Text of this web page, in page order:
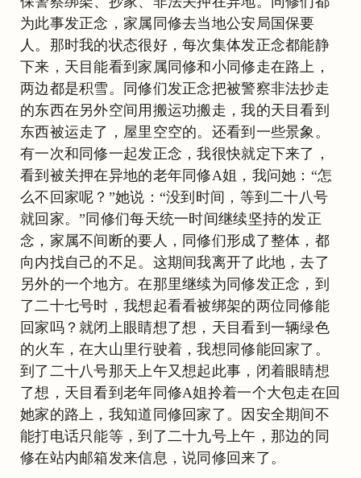
为此事发正念，家属同修去当地公安局国保要
人。那时我的状态很好，每次集体发正念都能静
下来，天目能看到家属同修和小同修走在路上，
两边都是积雪。同修们发正念把被警察非法抄走
的东西在另外空间用搬运功搬走，我的天目看到
东西被运走了，屋里空空的。还看到一些景象。
有一次和同修一起发正念，我很快就定下来了，
看到被关押在异地的老年同修A姐，我问她：“怎
么不回家呢？”她说：“没到时间，等到二十八号
就回家。”同修们每天统一时间继续坚持的发正
念，家属不间断的要人，同修们形成了整体，都
向内找自己的不足。这期间我离开了此地，去了
另外的一个地方。在那里继续为同修发正念，到
了二十七号时，我想起看看被绑架的两位同修能
回家吗？就闭上眼睛想了想，天目看到一辆绿色
的火车，在大山里行驶着，我想同修能回家了。
到了二十八号那天上午又想起此事，闭着眼睛想
了想，天目看到老年同修A姐拎着一个大包走在回
她家的路上，我知道同修回家了。因安全期间不
能打电话只能等，到了二十九号上午，那边的同
修在站内邮箱发来信息，说同修回来了。